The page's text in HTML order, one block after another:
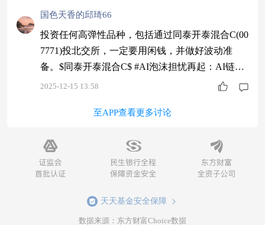
国色天香的邱琦66
投资任何高弹性品种，包括通过同泰开泰混合C(00
7771)投北交所，一定要用闲钱，并做好波动准
备。$同泰开泰混合C$ #AI泡沫担忧再起：AI链美
股遭抛售#
2025-12-15 13:58
至APP查看更多讨论
天天基金安全保障
数据来源：东方财富Choice数据